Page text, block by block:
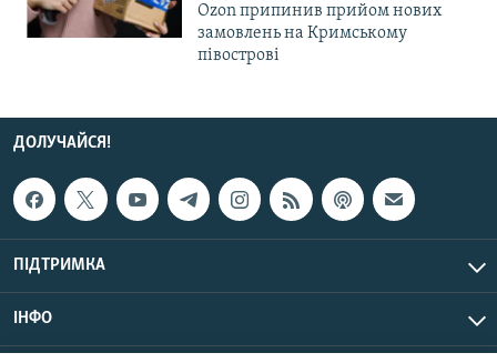
Ozon припинив прийом нових
замовлень на Кримському
півострові
ДОЛУЧАЙСЯ!
ПІДТРИМКА
ІНФО